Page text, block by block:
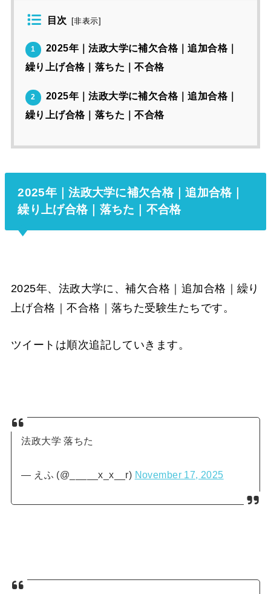
目次 [非表示]
1
2025年｜法政大学に補欠合格｜追加合格｜
繰り上げ合格｜落ちた｜不合格
2
2025年｜法政大学に補欠合格｜追加合格｜
繰り上げ合格｜落ちた｜不合格
2025年｜法政大学に補欠合格｜追加合格｜
繰り上げ合格｜落ちた｜不合格
2025年、法政大学に、補欠合格｜追加合格｜繰り
上げ合格｜不合格｜落ちた受験生たちです。
ツイートは順次追記していきます。
法政大学 落ちた
— えふ (@_____x_x__r) November 17, 2025